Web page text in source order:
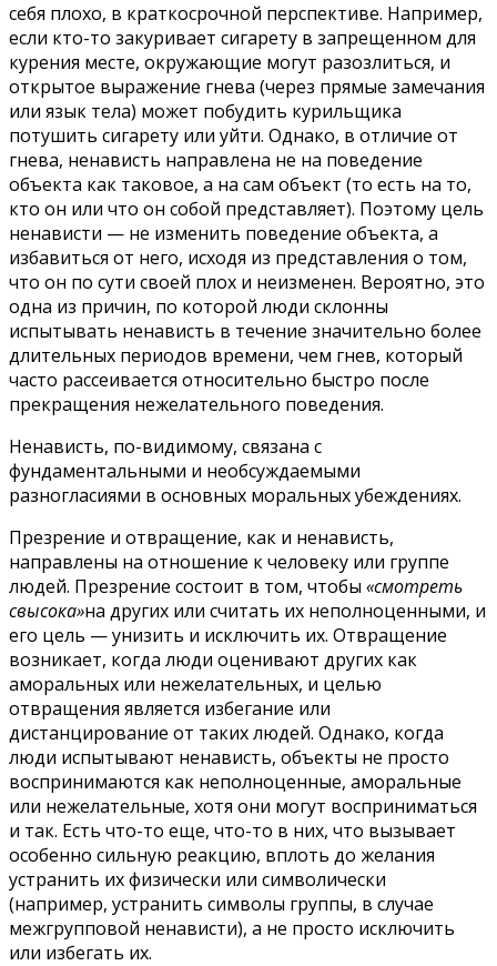
себя плохо, в краткосрочной перспективе. Например,
если кто-то закуривает сигарету в запрещенном для
курения месте, окружающие могут разозлиться, и
открытое выражение гнева (через прямые замечания
или язык тела) может побудить курильщика
потушить сигарету или уйти. Однако, в отличие от
гнева, ненависть направлена не на поведение
объекта как таковое, а на сам объект (то есть на то,
кто он или что он собой представляет). Поэтому цель
ненависти — не изменить поведение объекта, а
избавиться от него, исходя из представления о том,
что он по сути своей плох и неизменен. Вероятно, это
одна из причин, по которой люди склонны
испытывать ненависть в течение значительно более
длительных периодов времени, чем гнев, который
часто рассеивается относительно быстро после
прекращения нежелательного поведения.
Ненависть, по-видимому, связана с
фундаментальными и необсуждаемыми
разногласиями в основных моральных убеждениях.
Презрение и отвращение, как и ненависть,
направлены на отношение к человеку или группе
людей. Презрение состоит в том, чтобы «смотреть
свысока»на других или считать их неполноценными, и
его цель — унизить и исключить их. Отвращение
возникает, когда люди оценивают других как
аморальных или нежелательных, и целью
отвращения является избегание или
дистанцирование от таких людей. Однако, когда
люди испытывают ненависть, объекты не просто
воспринимаются как неполноценные, аморальные
или нежелательные, хотя они могут восприниматься
и так. Есть что-то еще, что-то в них, что вызывает
особенно сильную реакцию, вплоть до желания
устранить их физически или символически
(например, устранить символы группы, в случае
межгрупповой ненависти), а не просто исключить
или избегать их.